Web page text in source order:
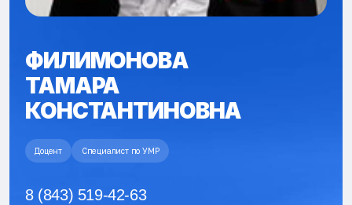
ФИЛИМОНОВА
ТАМАРА
КОНСТАНТИНОВНА
Доцент Специалист по УМР
8 (843) 519-42-63